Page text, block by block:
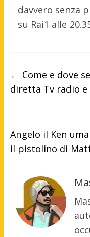
davvero senza
su Rai1 alle
← Come e dove
diretta Tv radio e
Angelo il Ken
il pistolino di